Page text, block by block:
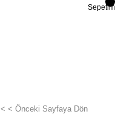
Sepetim
< < Önceki Sayfaya Dön